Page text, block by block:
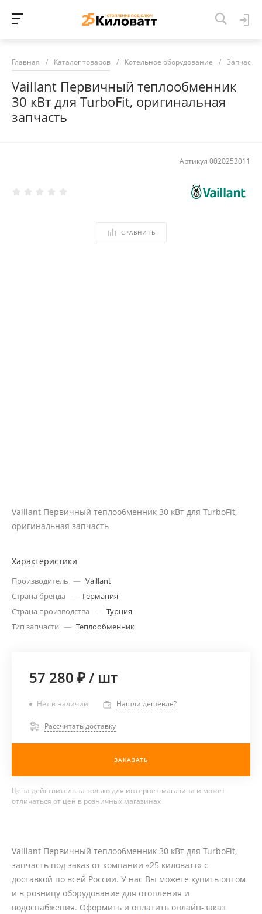
Главная / Каталог товаров / Котельное оборудование / Запчасти
Vaillant Первичный теплообменник
30 кВт для TurboFit, оригинальная
запчасть
Артикул 0020253011
СРАВНИТЬ
Vaillant Первичный теплообменник 30 кВт для TurboFit,
оригинальная запчасть
Характеристики
Производитель — Vaillant
Страна бренда — Германия
Страна производства — Турция
Тип запчасти — Теплообменник
57 280 ₽/ шт
Нет в наличии Нашли дешевле?
Рассчитать доставку
ЗАКАЗАТЬ
Цена действительна только для интернет-магазина и может
отличаться от цен в розничных магазинах
Vaillant Первичный теплообменник 30 кВт для TurboFit,
запчасть под заказ от компании «25 киловатт» с
доставкой по всей России. У нас Вы можете купить оптом
и в розницу оборудование для отопления и
водоснабжения. Оформить и оплатить онлайн-заказ